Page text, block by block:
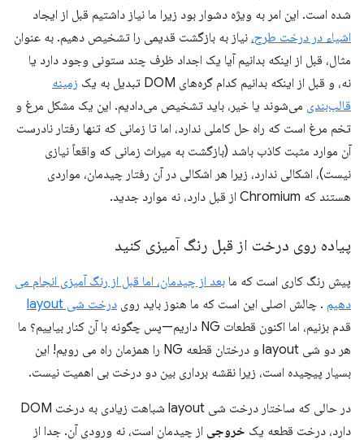
شده است. این امر به ویژه دشوار بود زیرا ما نیاز داشتیم قبل از ایجاد
اشیاء در درخت طرح، نیاز به بازگشت قدیمی را تشخیص دهیم. به عنوان
مثال، قبل از اینکه بدانیم آیا یک اجداد ظرف چند ستونی وجود دارد یا
نه، و قبل از اینکه بدانیم کدام گره‌های DOM تبدیل به یک
زمینه
قالب‌بندی می‌شوند یا خیر، باید تشخیص می‌دادیم. این یک مشکل مرغ و
تخم مرغ است که راه حل کاملی ندارد، اما تا زمانی که تنها رفتار نادرست
آن موارد مثبت کاذب باشد (بازگشت به میراث زمانی که واقعاً نیازی
نیست)، اشکالی ندارد، زیرا هر اشکالی در آن رفتار چیدمان، مواردی
هستند که Chromium از قبل دارد، نه موارد جدید.
پیاده روی درخت از قبل رنگ آمیزی کنید
پیش رنگ کاری است که ما بعد از چیدمان، اما قبل از رنگ آمیزی انجام می
دهیم . چالش اصلی این است که ما هنوز باید روی درخت شی layout
قدم بزنیم، اما اکنون قطعات NG داریم—پس چگونه با آن کنار بیاییم؟ ما
هر دو شی layout و درختان قطعه NG را همزمان راه می رویم! این
بسیار پیچیده است، زیرا نقشه برداری بین دو درخت بی اهمیت نیست.
در حالی که ساختار درخت شی layout شباهت زیادی به درخت DOM
دارد، درخت قطعه یک خروجی از چیدمان است، نه ورودی آن. جدا از